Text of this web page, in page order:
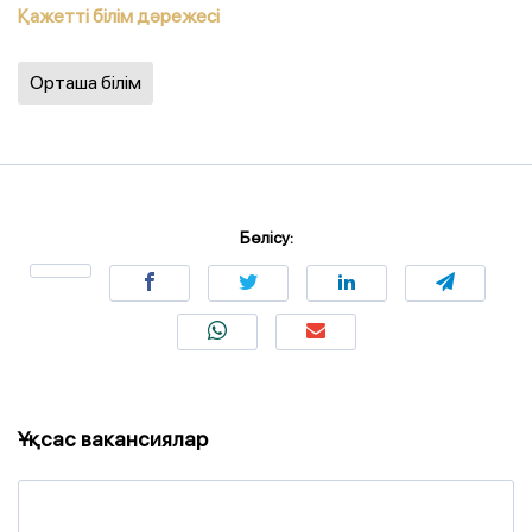
Қажетті білім дәрежесі
Орташа білім
Бөлісу:
Ұқсас вакансиялар